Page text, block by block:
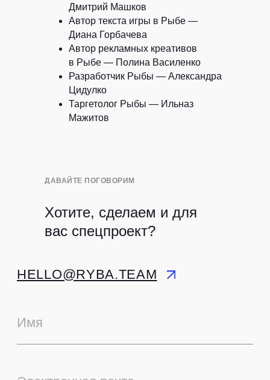
Дмитрий Машков
Автор текста игры в Рыбе —
Диана Горбачева
Автор рекламных креативов
в Рыбе — Полина Василенко
Разработчик Рыбы — Александра
Цидулко
Таргетолог Рыбы — Ильназ
Мажитов
ДАВАЙТЕ ПОГОВОРИМ
Хотите, сделаем и для
вас спецпроект?